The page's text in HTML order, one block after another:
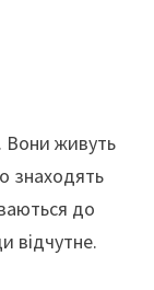
Вони живуть
знаходять
до
відчутне.